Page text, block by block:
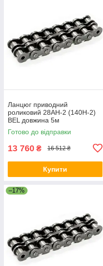
Ланцюг приводний
роликовий 28AH-2 (140H-2)
BEL довжина 5м
Готово до відправки
13 760 ₴ 16 512 ₴
Купити
–17%